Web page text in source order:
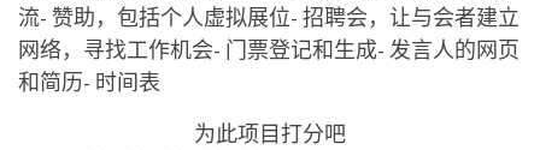
流- 赞助，包括个人虚拟展位- 招聘会，让与会者建立
网络，寻找工作机会- 门票登记和生成- 发言人的网页
和简历- 时间表
为此项目打分吧